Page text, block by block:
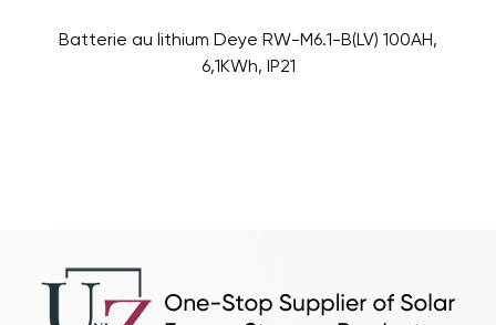
Batterie au lithium Deye RW-M6.1-B(LV) 100AH,
6,1KWh, IP21